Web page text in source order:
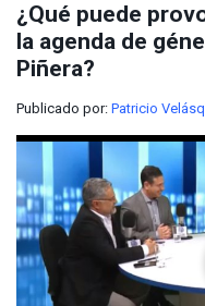
¿Qué puede
la agenda de
Piñera?
Publicado por: Patricio